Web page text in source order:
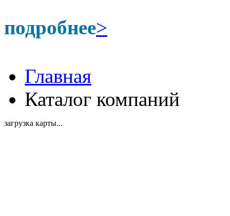
подробнее>
Главная
Каталог компаний
загрузка карты...